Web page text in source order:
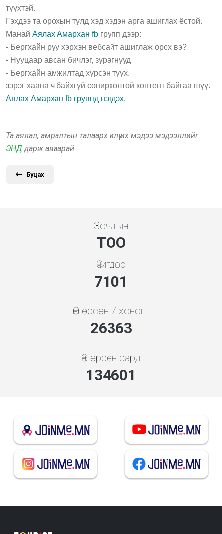
түүхтэй.
Гэхдээ та орохын тулд хэд хэдэн арга ашиглах ёстой.
Манай Аялах Амархан fb групп дээр:
- Бергхайн руу хэрхэн вебсайт ашиглаж орох вэ?
- Нууцаар авсан бичлэг, зурагнууд
- Бергхайн амжилтад хүрсэн түүх.
зэрэг хаана ч байхгүй сонирхолтой контент байгаа шүү.
Аялах Амархан fb группд нэгдэх.
Та аялал, амралтын талаарх илүү их мэдээ мэдээллийг
ЭНД дарж аваарай
Буцах
Зочдын
ТОО
Өчигдөр
7608
Өнгөрсөн 7 хоногт
28246
Өнгөрсөн сард
144215